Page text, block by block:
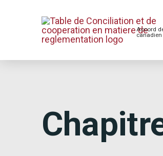
Accord
canadien